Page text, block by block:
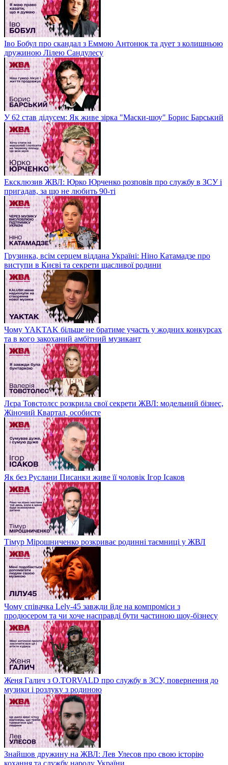
Іво Бобул про скандал з Еммою Антонюк та дует з колишньою
дружиною Лілею Сандулесу
У 62 став дідусем: Як живе зірка "Маски-шоу" Борис Барський
Ексклюзив ЖВЛ: Юрко Юрченко розповів про службу в ЗСУ і
пригадав, за що не любить 90-ті
Грузинка, всім серцем віддана Україні: Ніно Катамадзе про
виступи в Києві та секрети щасливої родини
Чому YAKTAK більше не братиме участь у жодних конкурсах
та в кого закоханий амбітний музикант
Лєра Товстолєс розкрила свої секрети ЖВЛ: модельний бізнес,
Жіночий Квартал, особисте
Як без Руслани Писанки живе її чоловік Ігор Ісаков
Тімур Мірошниченко розкриває родинні таємниці у ЖВЛ
Чому співачка Lely-45 завжди йде на компроміси з
продюсером та чи хоче насправді бути частиною шоу-бізнесу
Женя Галич з O.TORVALD про службу в ЗСУ, повернення до
музики і розлуку з родиною
Знайшов дружину на ЖВЛ: Лев Улесов про свою історію
кохання та службу народу України